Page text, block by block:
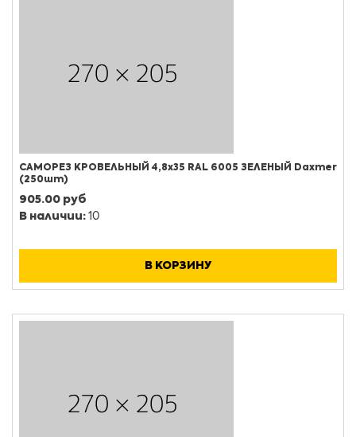
САМОРЕЗ КРОВЕЛЬНЫЙ 4,8х35 RAL 6005 ЗЕЛЕНЫЙ Daxmer
(250шт)
905.00 руб
В наличии: 10
В КОРЗИНУ